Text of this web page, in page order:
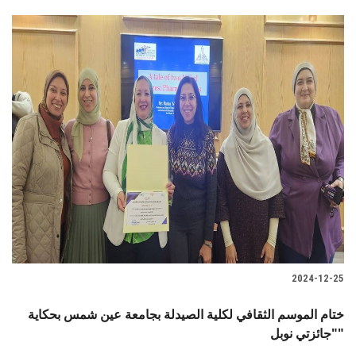
الأنظمة الذكية
تواصل معنا
الطلاب
هيئة التدريس
الدراسات العليا
2024-12-25
ختام الموسم الثقافي لكلية الصيدلة بجامعة عين شمس بحكاية
"جائزتي نوبل"